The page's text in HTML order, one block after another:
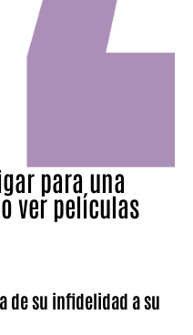
para una
ver películas
de su infidelidad a su